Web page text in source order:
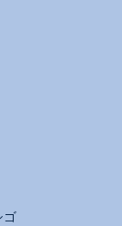
ゴ